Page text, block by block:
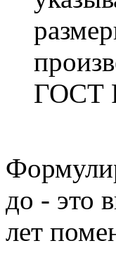
ГОСТ
до - это
лет